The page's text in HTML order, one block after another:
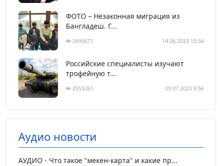
ФОТО – Незаконная миграция из
Бангладеш. Г...
2695671 14.06.2023 10:54
Российские специалисты изучают
трофейную т...
2553261 29.07.2023 9:56
Аудио новости
АУДИО - Что такое "мекен-карта" и какие пр...